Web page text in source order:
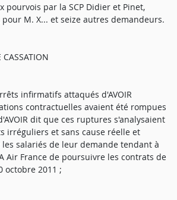
pourvois par la SCP Didier et Pinet,
pour M. X... et seize autres demandeurs.
CASSATION
infirmatifs attaqués d'AVOIR
contractuelles avaient été rompues
dit que ces ruptures s'analysaient
irréguliers et sans cause réelle et
salariés de leur demande tendant à
Air France de poursuivre les contrats de
octobre 2011 ;